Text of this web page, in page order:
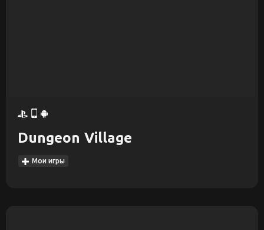
Dungeon Village
Мои игры